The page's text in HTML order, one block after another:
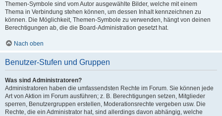
Themen-Symbole sind vom Autor ausgewählte Bilder, welche mit einem
Thema in Verbindung stehen können, um dessen Inhalt kennzeichnen zu
können. Die Möglichkeit, Themen-Symbole zu verwenden, hängt von deinen
Berechtigungen ab, die die Board-Administration gesetzt hat.
Nach oben
Benutzer-Stufen und Gruppen
Was sind Administratoren?
Administratoren haben die umfassendsten Rechte im Forum. Sie können jede
Art von Aktion im Forum ausführen; z. B. Berechtigungen setzen, Mitglieder
sperren, Benutzergruppen erstellen, Moderationsrechte vergeben usw. Die
Rechte, die ein Administrator hat, sind allerdings davon abhängig, welche